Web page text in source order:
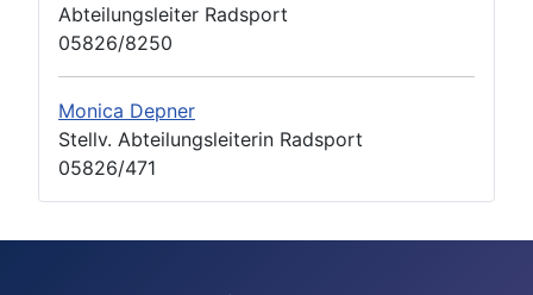
Abteilungsleiter Radsport
05826/8250
Monica Depner
Stellv. Abteilungsleiterin Radsport
05826/471